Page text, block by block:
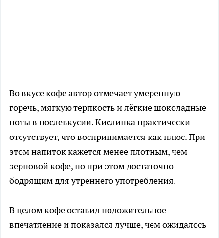
Во вкусе кофе автор отмечает умеренную
горечь, мягкую терпкость и лёгкие шоколадные
ноты в послевкусии. Кислинка практически
отсутствует, что воспринимается как плюс. При
этом напиток кажется менее плотным, чем
зерновой кофе, но при этом достаточно
бодрящим для утреннего употребления.
В целом кофе оставил положительное
впечатление и показался лучше, чем ожидалось